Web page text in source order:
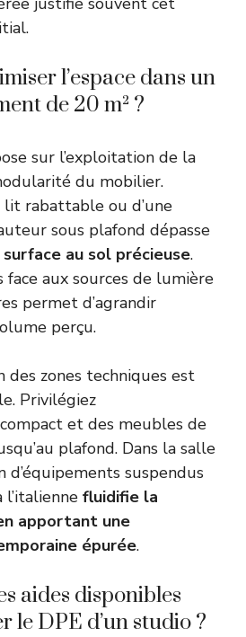
l’espace dans un
de 20 m² ?
sur l’exploitation de la
du mobilier.
lit rabattable ou d’une
sous plafond dépasse
au sol précieuse.
face aux sources de lumière
permet d’agrandir
perçu.
zones techniques est
Privilégiez
et des meubles de
plafond. Dans la salle
d’équipements suspendus
l’italienne fluidifie la
apportant une
épurée.
aides disponibles
le DPE d’un studio ?